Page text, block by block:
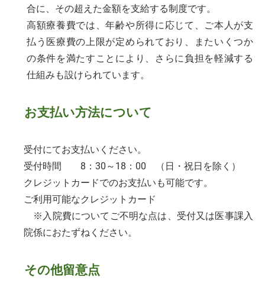
合に、その超えた金額を支給する制度です。
高額療養費では、年齢や所得に応じて、ご本人が支
払う医療費の上限が定められており、またいくつか
の条件を満たすことにより、さらに負担を軽減する
仕組みも設けられています。
お支払い方法について
受付にてお支払いください。
受付時間 8：30～18：00 （日・祝日を除く）
クレジットカードでのお支払いも可能です。
ご利用可能なクレジットカード
※入院費についてご不明な点は、受付又は医事課入
院係におたずねください。
その他留意点